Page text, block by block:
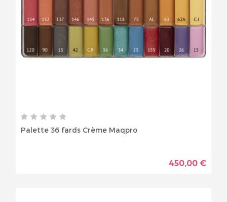
Palette 36 fards Crème Maqpro
450,00 €